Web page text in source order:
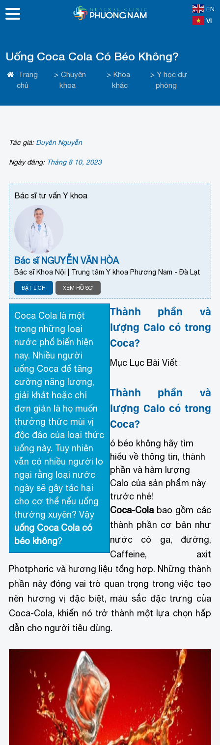
EN
VI
Uống Coca Cola Có Béo Không?
Trang
chủ
> Chuyên
khoa
> Khoa
khác
> Y học dự
phòng
Tác giả: Duyên Nguyễn
Ngày đăng: Tháng 8 10, 2023
Bác sĩ tư vấn Y khoa
Bác sĩ NGUYỄN VĂN HÒA
Bác sĩ Khoa Nội | Trung tâm Y khoa Phương Nam - Đà Lạt
ĐẶT LỊCH XEM HỒ SƠ
Coca Cola là một
trong những loại
nước phổ biến hiện
nay. Nhiều người
uống Coca để tăng
cường năng lượng,
giải khát hoặc chỉ
đơn giản là họ muốn
thưởng thức mùi vị
độc đáo của loại thức
uống này. Tuy nhiên
vẫn có nhiều người lo
ngại rằng loại nước
ngày sẽ gây tác hại
cho cơ thể nếu uống
thường xuyên? Vậy
uống Coca Cola có
béo không?
Thành phần và
lượng Calo có trong
Coca?
Mục Lục Bài Viết
Thành phần và
lượng Calo có trong
Coca?
ó béo không hãy tìm
hiểu về thông tin, thành
phần và hàm lượng
Calo của sản phẩm này
trước nhé!
Coca-Colabao gồm các
thành phần cơ bản như
nước có ga, đường,
Caffeine, axit
Photphoric và hương liệu tổng hợp. Những thành
phần này đóng vai trò quan trọng trong việc tạo
nên hương vị đặc biệt, màu sắc đặc trưng của
Coca-Cola, khiến nó trở thành một lựa chọn hấp
dẫn cho người tiêu dùng.